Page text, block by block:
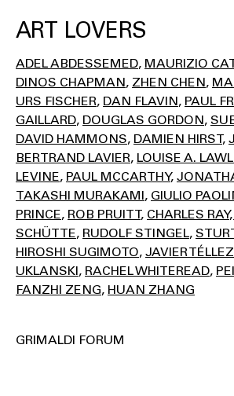
ART LOVERS
ADEL ABDESSEMED MAURIZIO
DINOS CHAPMAN ZHEN CHEN
URS FISCHER DAN FLAVIN PAUL
GAILLARD DOUGLAS GORDON
DAVID HAMMONS DAMIEN HIRST
BERTRAND LAVIER LOUISE A.
LEVINE PAUL MCCARTHY
TAKASHI MURAKAMI GIULIO
PRINCE ROB PRUITT CHARLES RAY
SCHÜTTE RUDOLF STINGEL
HIROSHI SUGIMOTO JAVIER TÉLLEZ
UKLANSKI RACHEL WHITEREAD
FANZHI ZENG HUAN ZHANG
GRIMALDI FORUM